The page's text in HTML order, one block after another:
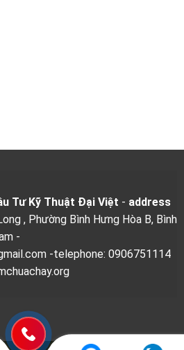
Tư Kỹ Thuật Đại Việt - address
, Phường Bình Hưng Hòa B, Bình
-
-telephone: 0906751114